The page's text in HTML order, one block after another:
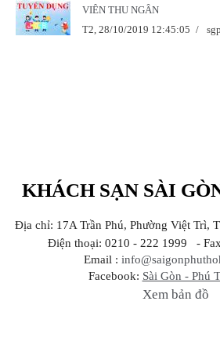
VIÊN THU NGÂN
T2, 28/10/2019 12:45:05 /
KHÁCH SẠN SÀI
Địa chỉ: 17A Trần Phú, Phường Việt Trì,
Điện thoại: 0210 - 222 1999 -
Email :
Facebook: Sài Gòn - Phú
Xem bản đồ